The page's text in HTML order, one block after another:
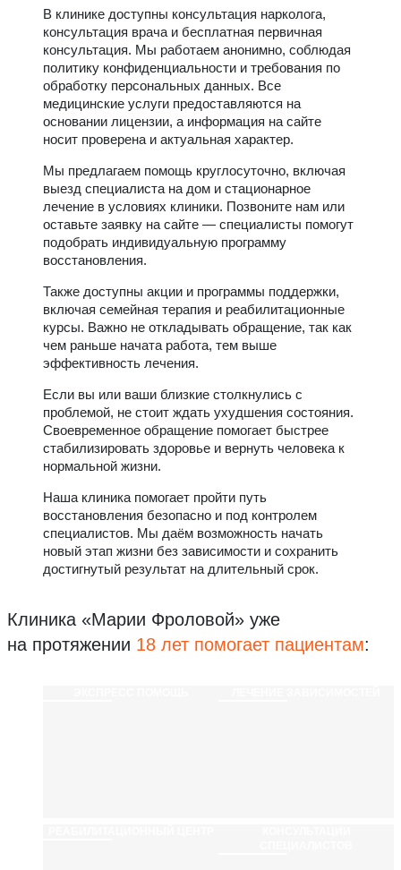
В клинике доступны консультация нарколога,
консультация врача и бесплатная первичная
консультация. Мы работаем анонимно, соблюдая
политику конфиденциальности и требования по
обработку персональных данных. Все
медицинские услуги предоставляются на
основании лицензии, а информация на сайте
носит проверена и актуальная характер.
Мы предлагаем помощь круглосуточно, включая
выезд специалиста на дом и стационарное
лечение в условиях клиники. Позвоните нам или
оставьте заявку на сайте — специалисты помогут
подобрать индивидуальную программу
восстановления.
Также доступны акции и программы поддержки,
включая семейная терапия и реабилитационные
курсы. Важно не откладывать обращение, так как
чем раньше начата работа, тем выше
эффективность лечения.
Если вы или ваши близкие столкнулись с
проблемой, не стоит ждать ухудшения состояния.
Своевременное обращение помогает быстрее
стабилизировать здоровье и вернуть человека к
нормальной жизни.
Наша клиника помогает пройти путь
восстановления безопасно и под контролем
специалистов. Мы даём возможность начать
новый этап жизни без зависимости и сохранить
достигнутый результат на длительный срок.
Клиника «Марии Фроловой» уже
на протяжении 18 лет помогает пациентам: